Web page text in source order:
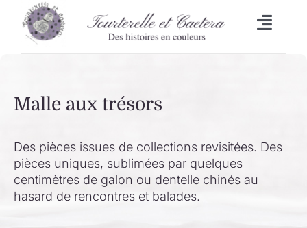
Passer
contenu
L’heure du bain
Lingettes
Bavoirs
Malle aux trésors
Des pièces issues de collections revisitées. Des
pièces uniques, sublimées par quelques
centimètres de galon ou dentelle chinés au
hasard de rencontres et balades.